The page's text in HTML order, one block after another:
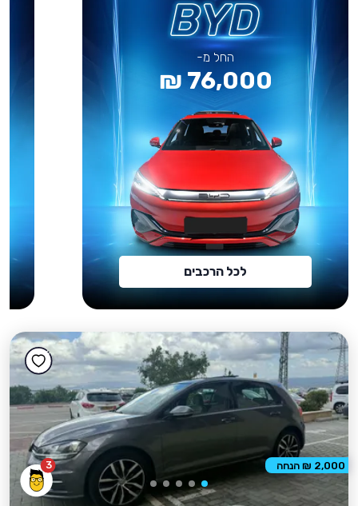
החל מ-
76,000 ₪
לכל הרכבים
3 2,000 ₪ הנחה